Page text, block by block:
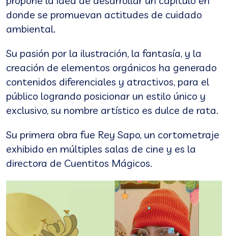
donde se promuevan actitudes de cuidado
ambiental.
Su pasión por la ilustración, la fantasía, y la
creación de elementos orgánicos ha generado
contenidos diferenciales y atractivos, para el
público logrando posicionar un estilo único y
exclusivo, su nombre artístico es dulce de rata.
Su primera obra fue Rey Sapo, un cortometraje
exhibido en múltiples salas de cine y es la
directora de Cuentitos Mágicos.